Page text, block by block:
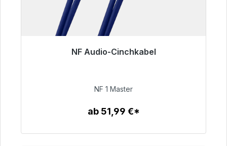
NF Audio-Cinchkabel
99,00 €
NF 1 Master
ab 51,99 €*